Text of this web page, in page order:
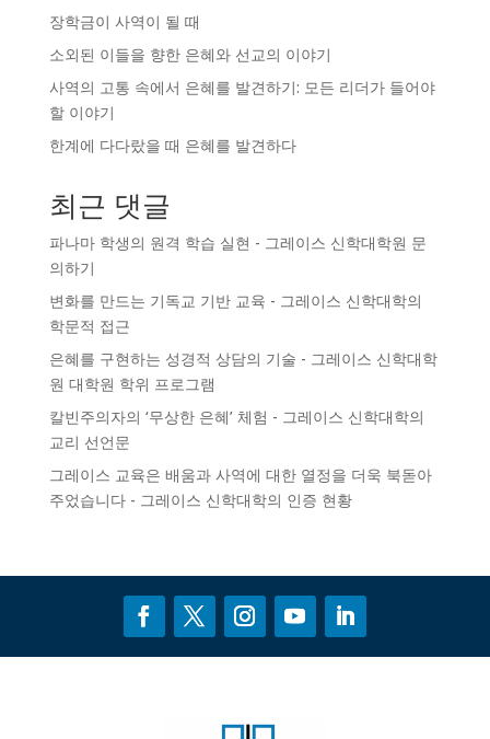
장학금이 사역이 될 때
소외된 이들을 향한 은혜와 선교의 이야기
사역의 고통 속에서 은혜를 발견하기: 모든 리더가 들어야
할 이야기
한계에 다다랐을 때 은혜를 발견하다
최근 댓글
파나마 학생의 원격 학습 실현 - 그레이스 신학대학원 문
의하기
변화를 만드는 기독교 기반 교육 - 그레이스 신학대학의
학문적 접근
은혜를 구현하는 성경적 상담의 기술 - 그레이스 신학대학
원 대학원 학위 프로그램
칼빈주의자의 ‘무상한 은혜’ 체험 - 그레이스 신학대학의
교리 선언문
그레이스 교육은 배움과 사역에 대한 열정을 더욱 북돋아
주었습니다 - 그레이스 신학대학의 인증 현황